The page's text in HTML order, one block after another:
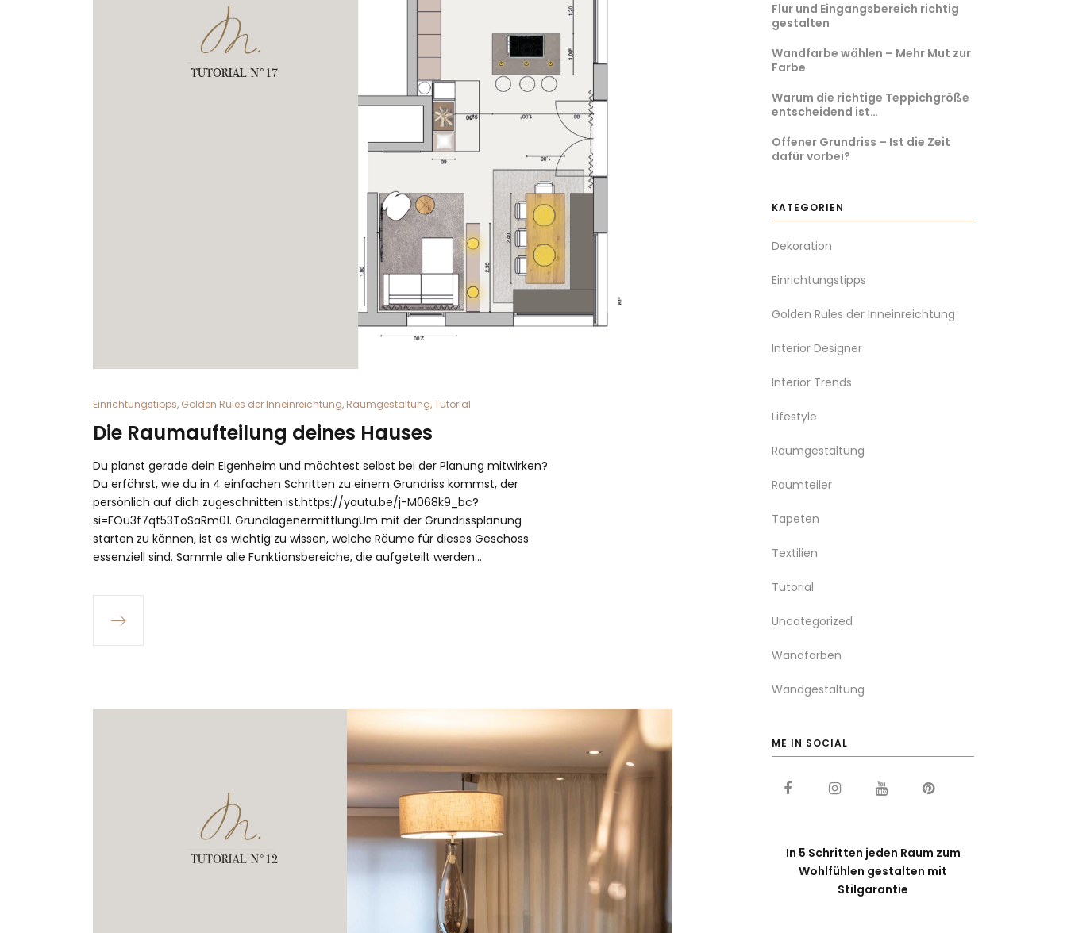
Einrichtungstipps, Golden Rules der Inneinreichtung, Raumgestaltung,Tutorial
Die Raumaufteilung deines Hauses
Du planst gerade dein Eigenheim und möchtest selbst bei der Planung mitwirken?
Du erfährst, wie du in 4 einfachen Schritten zu einem Grundriss kommst, der
persönlich auf dich zugeschnitten ist.https://youtu.be/j-M068k9_bc?
si=FOu3f7qt53ToSaRm01. GrundlagenermittlungUm mit der Grundrissplanung
starten zu können, ist es wichtig zu wissen, welche Räume für dieses Geschoss
essenziell sind. Sammle alle Funktionsbereiche, die aufgeteilt werden…
Flur und Eingangsbereich richtig
gestalten
Wandfarbe wählen – Mehr Mut zur
Farbe
Warum die richtige Teppichgröße
entscheidend ist…
Offener Grundriss – Ist die Zeit
dafür vorbei?
KATEGORIEN
Dekoration
Einrichtungstipps
Golden Rules der Inneinreichtung
Interior Designer
Interior Trends
Lifestyle
Raumgestaltung
Raumteiler
Tapeten
Textilien
Tutorial
Uncategorized
Wandfarben
Wandgestaltung
ME IN SOCIAL
In 5 Schritten jeden Raum zum
Wohlfühlen gestalten mit
Stilgarantie